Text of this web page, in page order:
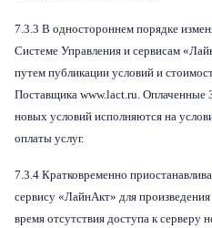
7.3.3 В одностороннем порядке
Системе Управления и сервисам
путем публикации условий и
Поставщика www.lact.ru. Оплаченные
новых условий исполняются на
оплаты услуг.
7.3.4 Кратковременно
сервису «ЛайнАкт» для
время отсутствия доступа к серверу